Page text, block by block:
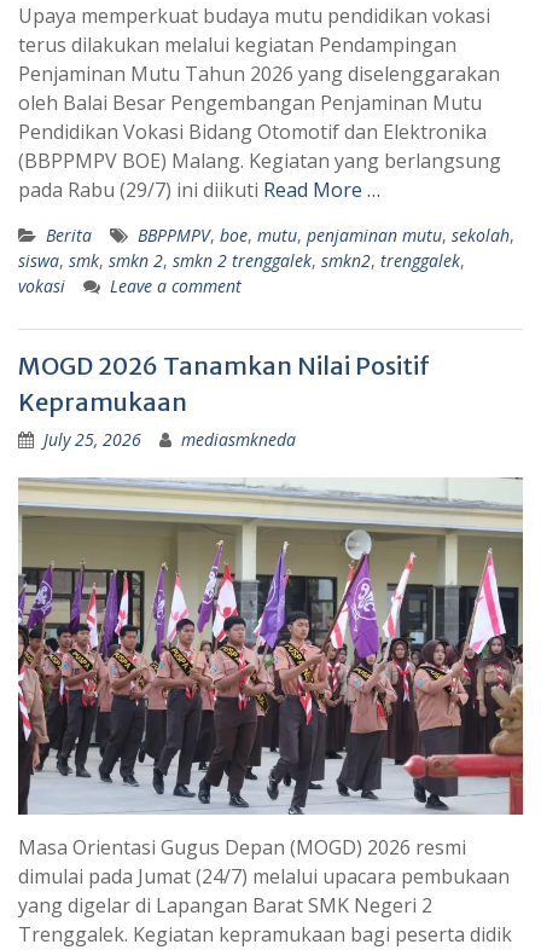
Upaya memperkuat budaya mutu pendidikan vokasi
terus dilakukan melalui kegiatan Pendampingan
Penjaminan Mutu Tahun 2026 yang diselenggarakan
oleh Balai Besar Pengembangan Penjaminan Mutu
Pendidikan Vokasi Bidang Otomotif dan Elektronika
(BBPPMPV BOE) Malang. Kegiatan yang berlangsung
pada Rabu (29/7) ini diikuti Read More …
Berita BBPPMPV, boe, mutu, penjaminan mutu, sekolah,
siswa, smk, smkn 2, smkn 2 trenggalek, smkn2, trenggalek,
vokasi
Leave a comment
MOGD 2026 Tanamkan Nilai Positif
Kepramukaan
July 25, 2026 mediasmkneda
Masa Orientasi Gugus Depan (MOGD) 2026 resmi
dimulai pada Jumat (24/7) melalui upacara pembukaan
yang digelar di Lapangan Barat SMK Negeri 2
Trenggalek. Kegiatan kepramukaan bagi peserta didik